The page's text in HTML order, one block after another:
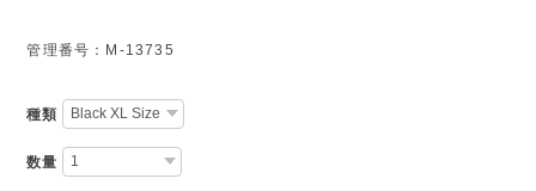
管理番号：M-13735
種類
数量